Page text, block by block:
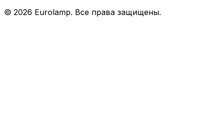
© 2026 Eurolamp. Все права защищены.